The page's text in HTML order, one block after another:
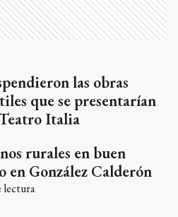
las obras
que se presentarían
Italia
rurales en buen
en González Calderón
lectura